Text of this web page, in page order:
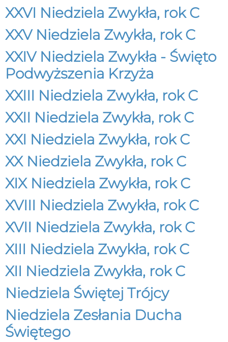
XXVI Niedziela Zwykła, rok C
XXV Niedziela Zwykła, rok C
XXIV Niedziela Zwykła - Święto
Podwyższenia Krzyża
XXIII Niedziela Zwykła, rok C
XXII Niedziela Zwykła, rok C
XXI Niedziela Zwykła, rok C
XX Niedziela Zwykła, rok C
XIX Niedziela Zwykła, rok C
XVIII Niedziela Zwykła, rok C
XVII Niedziela Zwykła, rok C
XIII Niedziela Zwykła, rok C
XII Niedziela Zwykła, rok C
Niedziela Świętej Trójcy
Niedziela Zesłania Ducha
Świętego